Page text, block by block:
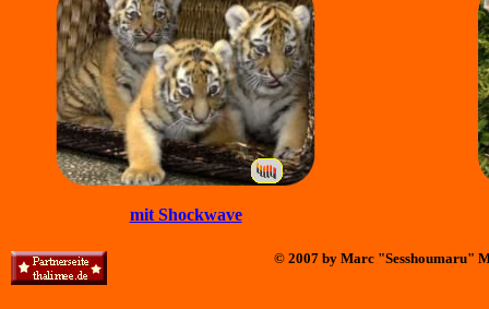
mit Shockwave
© 2007 by Marc "Sesshoumaru"